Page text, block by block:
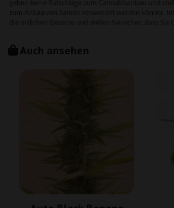
Auch ansehen